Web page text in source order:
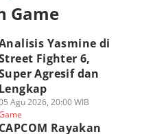
Game
Yasmine di
Fighter 6,
Agresif dan
Lengkap
Agu 2026, 20:00 WIB
CAPCOM Rayakan